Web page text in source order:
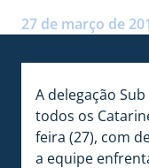
27 de março de
A delegação
todos os
feira (27), com
a equipe